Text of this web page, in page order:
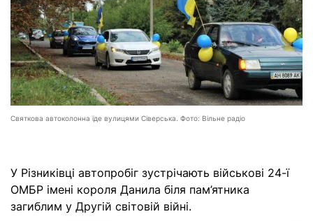
Святкова автоколонна їде вулицями Сіверська. Фото: Вільне радіо
У Різниківці автопробіг зустрічають військові 24-ї
ОМБР імені короля Данила біля пам’ятника
загиблим у Другій світовій війні.